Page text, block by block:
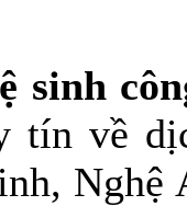
sinh
tín về
Nghệ